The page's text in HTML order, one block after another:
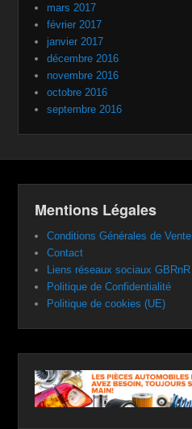
mars 2017
février 2017
janvier 2017
décembre 2016
novembre 2016
octobre 2016
septembre 2016
Mentions Légales
Conditions Générales de Vente
Contact
Liens réseaux sociaux GBRnR
Politique de Confidentialité
Politique de cookies (UE)